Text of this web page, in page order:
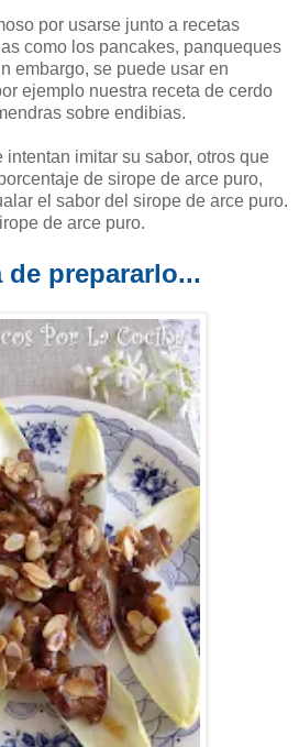
por usarse junto a recetas
como los pancakes, panqueques
embargo, se puede usar en
ejemplo nuestra receta de cerdo
sobre endibias.
intentan imitar su sabor, otros que
de sirope de arce puro,
el sabor del sirope de arce puro.
de arce puro.
prepararlo...